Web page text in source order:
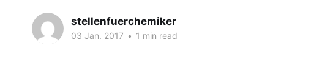
stellenfuerchemiker
03 Jan. 2017 • 1 min read